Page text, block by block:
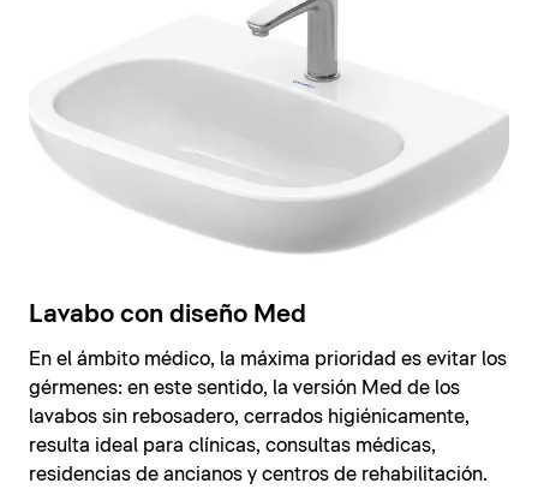
Lavabo con diseño Med
En el ámbito médico, la máxima prioridad es evitar los
gérmenes: en este sentido, la versión Med de los
lavabos sin rebosadero, cerrados higiénicamente,
resulta ideal para clínicas, consultas médicas,
residencias de ancianos y centros de rehabilitación.